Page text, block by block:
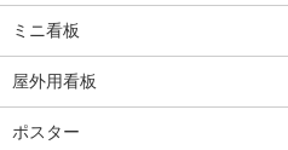
ミニ看板
屋外用看板
ポスター